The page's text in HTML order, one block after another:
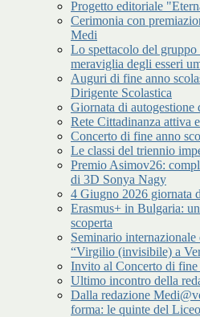
Progetto editoriale
Cerimonia con
Medi
Lo spettacolo del
meraviglia degli esseri
Auguri di fine anno
Dirigente Scolastica
Giornata di
Rete Cittadinanza attiva
Concerto di fine anno
Le classi del triennio
Premio Asimov26:
di 3D Sonya Nagy
4 Giugno 2026 giornata
Erasmus+ in Bulgaria:
scoperta
Seminario
“Virgilio (invisibile) a
Invito al Concerto di fine
Ultimo incontro della
Dalla redazione
forma: le quinte del